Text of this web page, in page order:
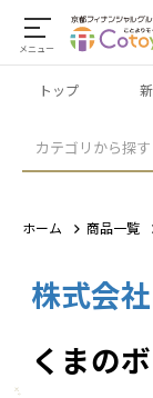
メニュー
カテゴリから探す
トップ
ホーム 商品一覧
株式会
くまの